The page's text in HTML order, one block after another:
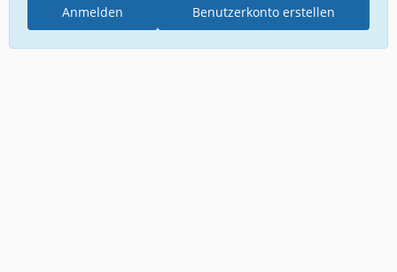
Benutzerkonto erstellen
Anmelden